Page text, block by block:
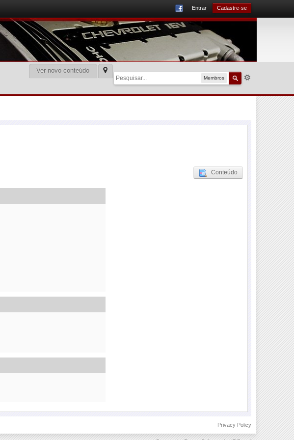
Entrar Cadastre-se
Membros
Ver novo conteúdo
Conteúdo
Privacy Policy